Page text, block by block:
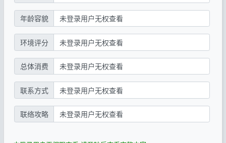
年龄容貌 未登录用户无权查看
环境评分 未登录用户无权查看
总体消费 未登录用户无权查看
联系方式 未登录用户无权查看
联络攻略 未登录用户无权查看